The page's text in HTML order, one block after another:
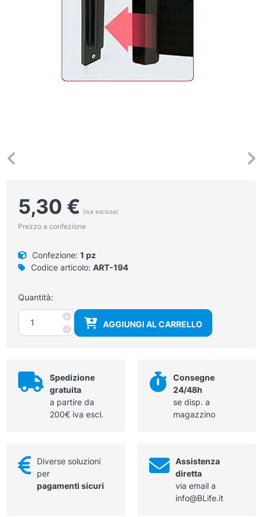
5,30 € (iva esclusa)
Prezzo a confezione
Confezione: 1 pz
Codice articolo: ART-194
Quantità:
-
Terminale
parete
segna
percorso
+
AGGIUNGI AL CARRELLO
Spedizione
gratuita
a partire da
200€ iva escl.
Consegne
24/48h
se disp. a
magazzino
Diverse soluzioni
per
pagamenti sicuri
Assistenza
diretta
via email a
info@BLife.it